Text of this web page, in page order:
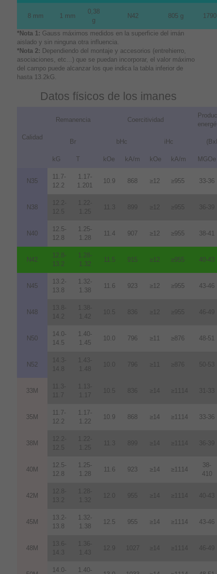
8 mm 1 mm
0,38
g
N42 805 g
*Nota 1: Gauss máximos medidos en la superficie del imán
aislado y sin ninguna otra influencia.
*Nota 2: Dependiendo del montaje y accesorios (entrehierro,
asociaciones, etc...) que se puedan incorporar, el valor máximo
del campo puede alcanzar los que indica la tabla inferior de
hasta 13.2kG.
Datos físicos de los imanes
Calidad
Remanencia Coercitividad
Br bHc iHc
kG T kOe kA/m kOe kA/m MGOe
N35
11.7-
12.2
1.17-
1.201
10.9 868 ≥12 ≥955 33-36
N38
12.2-
12.5
1.22-
1.25
11.3 899 ≥12 ≥955 36-39
N40
12.5-
12.8
1.25-
1.28
11.4 907 ≥12 ≥955 38-41
N42
12.8-
13.2
1.28-
1.32
11.5 915 ≥12 ≥955 40-43
N45
13.2-
13.8
1.32-
1.38
11.6 923 ≥12 ≥955 43-46
N48
13.8-
14.2
1.38-
1.42
10.5 836 ≥12 ≥955 46-49
N50
14.0-
14.5
1.40-
1.45
10.0 796 ≥11 ≥876 48-51
N52
14.3-
14.8
1.43-
1.48
10.0 796 ≥11 ≥876 50-53
33M
11.3-
11.7
1.13-
1.17
10.5 836 ≥14 ≥1114 31-33
35M
11.7-
12.2
1.17-
1.22
10.9 868 ≥14 ≥1114 33-36
38M
12.2-
12.5
1.22-
1.25
11.3 899 ≥14 ≥1114 36-39
40M
12.5-
12.8
1.25-
1.28
11.6 923 ≥14 ≥1114
38-
410
42M
12.8-
13.2
1.28-
1.32
12.0 955 ≥14 ≥1114 40-43
45M
13.2-
13.8
1.32-
1.38
12.5 955 ≥14 ≥1114 43-46
48M
13.6-
14.3
1.36-
1.43
12.9 1027 ≥14 ≥1114 46-49
14.0-
1.40-